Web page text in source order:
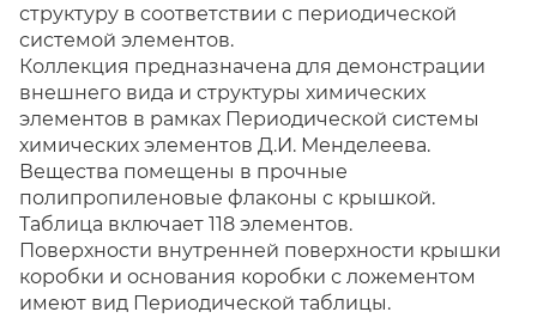
структуру в соответствии с периодической
системой элементов.
Коллекция предназначена для демонстрации
внешнего вида и структуры химических
элементов в рамках Периодической системы
химических элементов Д.И. Менделеева.
Вещества помещены в прочные
полипропиленовые флаконы с крышкой.
Таблица включает 118 элементов.
Поверхности внутренней поверхности крышки
коробки и основания коробки с ложементом
имеют вид Периодической таблицы.